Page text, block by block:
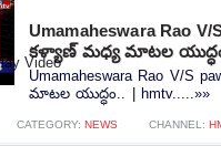
Umamaheswara Rao
కళ్యాణ్ మధ్య మాటల
Umamaheswara Rao V/
మాటల యుద్ధం.. | hmtv.....»»
CATEGORY: NEWS CHANNEL: